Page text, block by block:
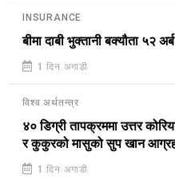
INSURANCE
बीमा दाबी भुक्तानी बक्यौता ५२
1 दिन अगाडी
विश्व अर्थतन्त्र
४० डिग्री तापक्रममा उत्तर
र कुकुरको मासुको सुप खान
1 दिन अगाडी